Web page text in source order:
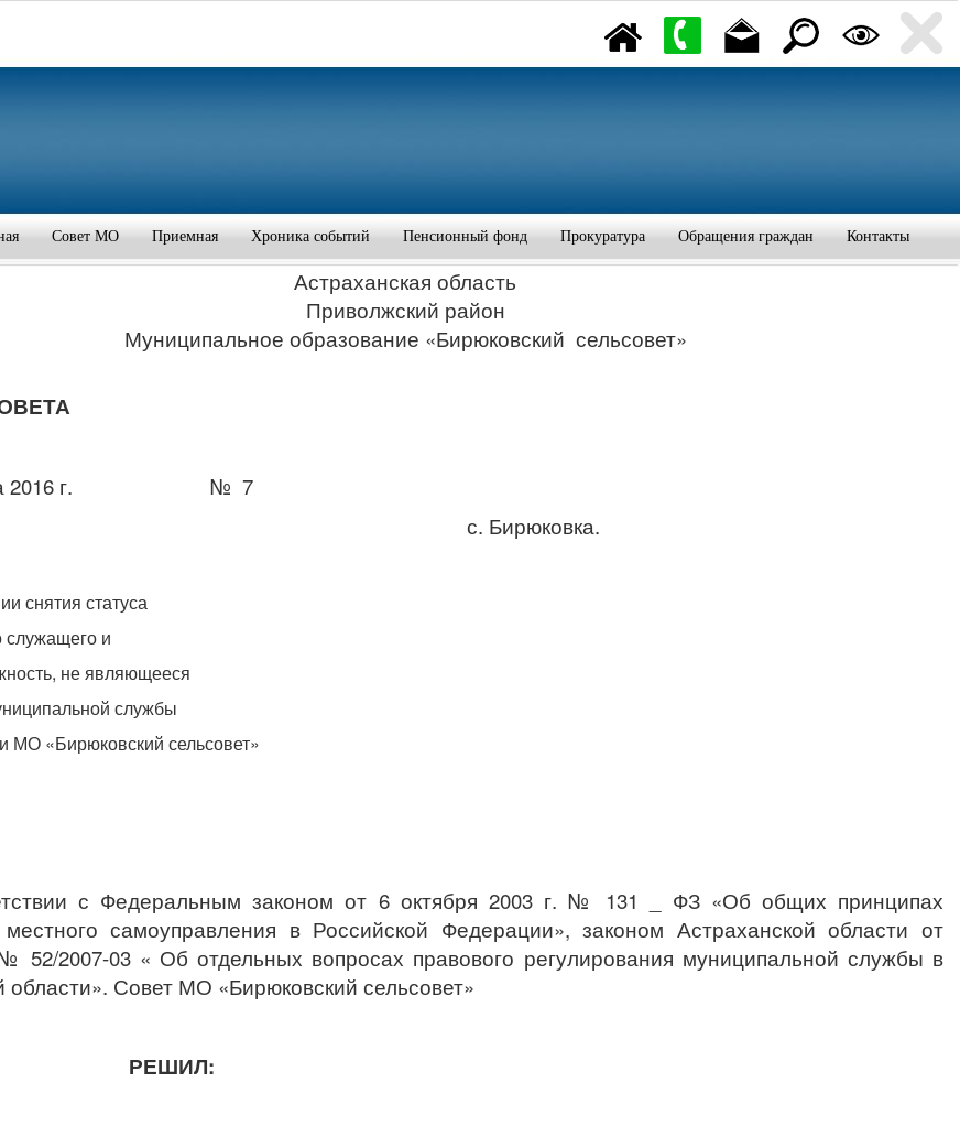
Совет МО Приемная Хроника событий Пенсионный фонд Прокуратура Обращения граждан Контакты
Астраханская область
Приволжский район
Муниципальное образование «Бирюковский сельсовет»
марта 2016 г. № 7
снятия статуса
служащего и
не являющееся
службы
МО «Бирюковский сельсовет»
с Федеральным законом от 6 октября 2003 г. № 131 _ ФЗ «Об общих принципах
местного самоуправления в Российской Федерации», законом Астраханской области от
52/2007-03 « Об отдельных вопросах правового регулирования муниципальной службы в
области». Совет МО «Бирюковский сельсовет»
РЕШИЛ: